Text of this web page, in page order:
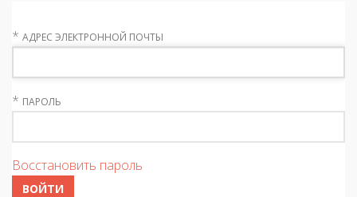
* АДРЕС ЭЛЕКТРОННОЙ ПОЧТЫ
* ПАРОЛЬ
Восстановить пароль
ВОЙТИ